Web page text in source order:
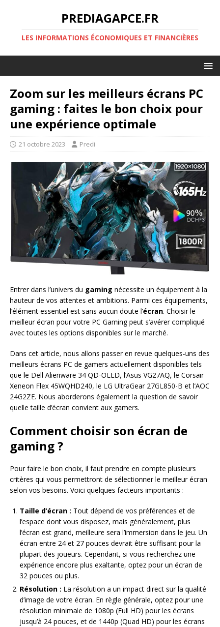
PREDIAGAPCE.FR
LES INFORMATIONS ÉCONOMIQUES ET FINANCIÈRES
Zoom sur les meilleurs écrans PC
gaming : faites le bon choix pour
une expérience optimale
21 octobre 2023 Predi
Entrer dans l’univers du gaming nécessite un équipement à la
hauteur de vos attentes et ambitions. Parmi ces équipements,
l’élément essentiel est sans aucun doute l’écran. Choisir le
meilleur écran pour votre PC Gaming peut s’avérer compliqué
avec toutes les options disponibles sur le marché.
Dans cet article, nous allons passer en revue quelques-uns des
meilleurs écrans PC de gamers actuellement disponibles tels
que le Dell Alienware 34 QD-OLED, l’Asus VG27AQ, le Corsair
Xeneon Flex 45WQHD240, le LG UltraGear 27GL850-B et l’AOC
24G2ZE. Nous aborderons également la question de savoir
quelle taille d’écran convient aux gamers.
Comment choisir son écran de
gaming ?
Pour faire le bon choix, il faut prendre en compte plusieurs
critères qui vous permettront de sélectionner le meilleur écran
selon vos besoins. Voici quelques facteurs importants :
Taille d’écran : Tout dépend de vos préférences et de
l’espace dont vous disposez, mais généralement, plus
l’écran est grand, meilleure sera l’immersion dans le jeu. Un
écran entre 24 et 27 pouces devrait être suffisant pour la
plupart des joueurs. Cependant, si vous recherchez une
expérience encore plus exaltante, optez pour un écran de
32 pouces ou plus.
Résolution : La résolution a un impact direct sur la qualité
d’image de votre écran. En règle générale, optez pour une
résolution minimale de 1080p (Full HD) pour les écrans
jusqu’à 24 pouces, et de 1440p (Quad HD) pour les écrans